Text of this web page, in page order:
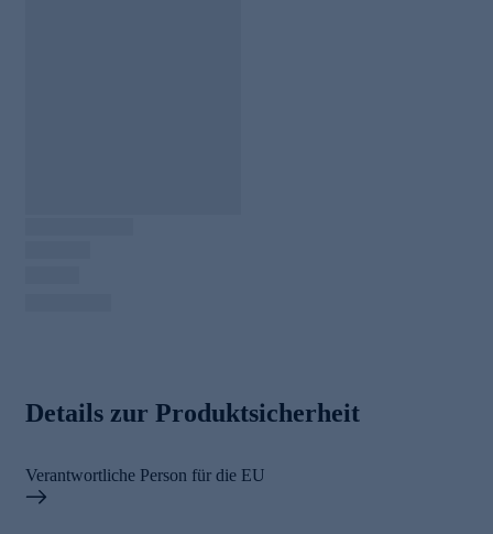
Details zur Produktsicherheit
Verantwortliche Person für die EU